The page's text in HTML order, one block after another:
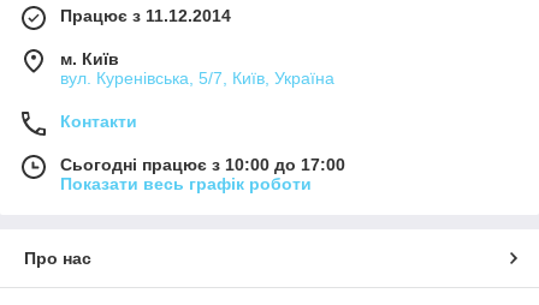
Працює з 11.12.2014
м. Київ
вул. Куренівська, 5/7, Київ, Україна
Контакти
Сьогодні працює з 10:00 до 17:00
Показати весь графік роботи
Про нас